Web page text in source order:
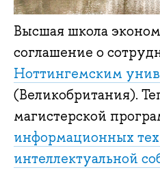
Высшая школа
соглашение о
Ноттингемским
(Великобритания).
магистерской
информационных
интеллектуальной